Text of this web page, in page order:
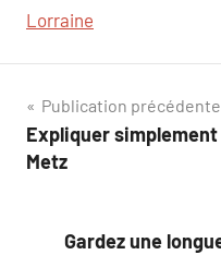
Lorraine
Navigation
de
Publication précédente
Expliquer
Metz
Gardez une